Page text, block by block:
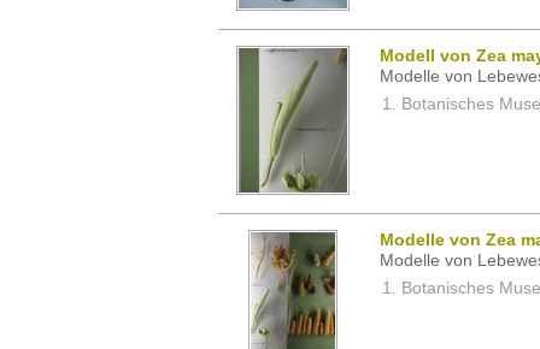
Modell von Zea
Modelle von
Botanisches
Modelle von Zea
Modelle von
Botanisches